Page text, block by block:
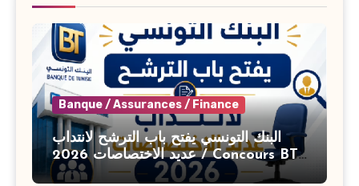
Banque / Assurances / Finance
البنك التونسي يفتح باب الترشح لانتداب
عديد الاختصاصات 2026 / Concours BT
Banque de Tunisie 2026